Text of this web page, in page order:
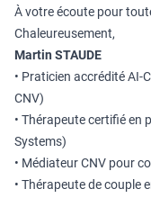
À votre écoute pour
Chaleureusement,
Martin STAUDE
• Praticien accrédité AI-
CNV)
• Thérapeute certifié en
Systems)
• Médiateur CNV pour
• Thérapeute de couple